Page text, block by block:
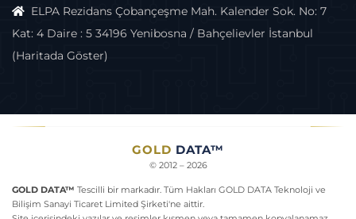
ELPA Rezidans Çobançeşme Mah. Kalender Sok. No: 7
Kat: 4 Daire : 5 34196 Yenibosna / Bahçelievler İstanbul
(Haritada Göster)
GOLD DATA™
© 2012 – 2026
GOLD DATA™ Tescilli bir markadır. Tüm Hakları GOLD DATA Teknoloji ve
Bilişim Sanayi Ticaret Limited Şirketi'ne aittir.